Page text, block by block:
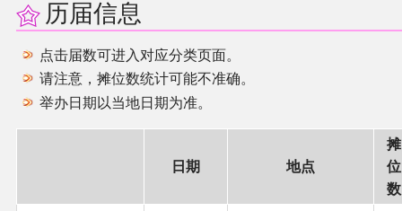
历届信息
点击届数可进入对应分类页面。
请注意，摊位数统计可能不准确。
举办日期以当地日期为准。
日期 地点
摊
位
数
游戏攻略
东方相关活动
其他相关项目
展会及活动导航